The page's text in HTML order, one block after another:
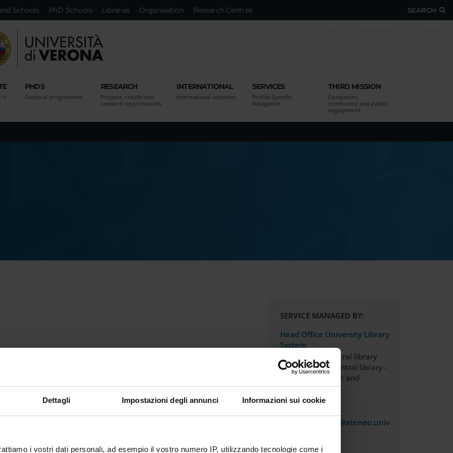
Dettagli Impostazioni degli annunci Informazioni sui cookie
i vostri dati personali, ad esempio il vostro numero IP, utilizzando tecnologie come i
SEARCH
Schools PhD Schools Libraries Organisation Research Centres
PHDS
Doctoral programmes
RESEARCH
Projects, results and
research opportunities
INTERNATIONAL
International activities
SERVICES
Profile-Specific
Navigation
THIRD MISSION
Companies,
community and public
engagement
SERVICE MANAGED BY:
Head Office University Library
System
Arturo Frinzi central library
E. Meneghetti central library -
Medicine, Science and
Technology
interbiblio.univr@ateneo.univ
PHONE